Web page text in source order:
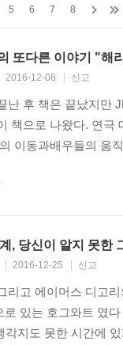
5 6 7 8
또다른 이야기 "해
2016-12-06 신고
난 후 책은 끝났지만
책으로 나왔다. 연
이동과배우들의 움
, 당신이 알지 못한
2016-12-25 신고
리고 에이머스 디고
로 있는 호그와트 였
각지도 못한 시간에